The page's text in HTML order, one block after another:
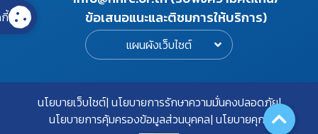
ข้อเสนอแนะและติชมการให้บริการ)
แผนผังเว็บไซต์
นโยบายเว็บไซต์ นโยบายการรักษาความมั่นคงปลอดภัย
นโยบายการคุ้มครองข้อมูลส่วนบุคคล นโยบายคุกกี้